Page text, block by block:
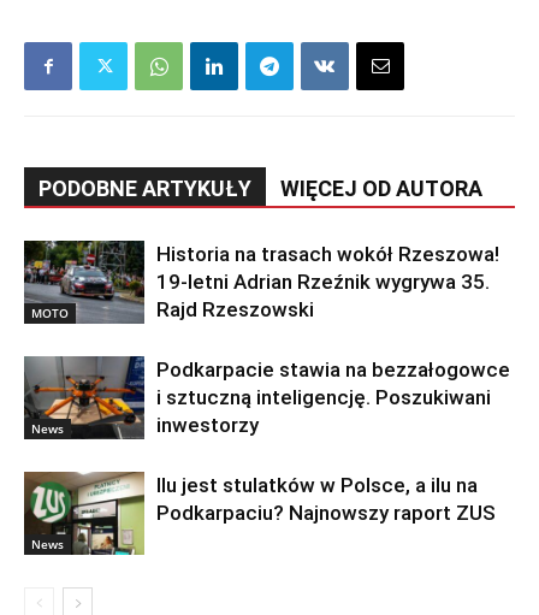
PODOBNE ARTYKUŁY WIĘCEJ OD AUTORA
MOTO
Historia na trasach wokół Rzeszowa!
19-letni Adrian Rzeźnik wygrywa 35.
Rajd Rzeszowski
News
Podkarpacie stawia na bezzałogowce
i sztuczną inteligencję. Poszukiwani
inwestorzy
News
Ilu jest stulatków w Polsce, a ilu na
Podkarpaciu? Najnowszy raport ZUS